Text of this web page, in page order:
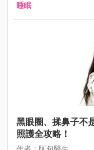
睡眠
黑眼圈、揉鼻子不
照護全攻略！